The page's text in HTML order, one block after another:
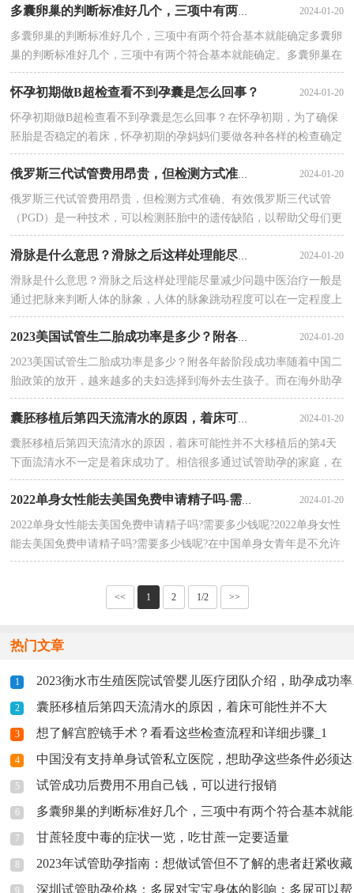
2024-01-20
多囊卵巢的判断标准好几个，三项中有两个符合基本就能确定
多囊卵巢的判断标准好几个，三项中有两个符合基本就能确定多囊卵
巢的判断标准好几个，三项中有两个符合基本就能确定。多囊卵巢在
女性中很常见，很多女性得了多囊卵巢很害怕···
2024-01-20
怀孕初期做B超检查看不到孕囊是怎么回事？
怀孕初期做B超检查看不到孕囊是怎么回事？在怀孕初期，为了确保
胚胎是否稳定的着床，怀孕初期的孕妈妈们要做各种各样的检查确定
是否怀孕，在怀孕初期，可以在医院通过b超检···
2024-01-20
俄罗斯三代试管费用昂贵，但检测方式准确、有效
俄罗斯三代试管费用昂贵，但检测方式准确、有效俄罗斯三代试管
（PGD）是一种技术，可以检测胚胎中的遗传缺陷，以帮助父母们更
好地规划家庭。随着技术的进步，PGD在国际上越···
2024-01-20
滑脉是什么意思？滑脉之后这样处理能尽量减少问题
滑脉是什么意思？滑脉之后这样处理能尽量减少问题中医治疗一般是
通过把脉来判断人体的脉象，人体的脉象跳动程度可以在一定程度上
反映身体的健康状况，滑脉就是中医把脉的一···
2024-01-20
2023美国试管生二胎成功率是多少？附各年龄阶段成功率
2023美国试管生二胎成功率是多少？附各年龄阶段成功率随着中国二
胎政策的放开，越来越多的夫妇选择到海外去生孩子。而在海外助孕
领域，美国无疑是一个备受关注的热门目的地···
2024-01-20
囊胚移植后第四天流清水的原因，着床可能性并不大
囊胚移植后第四天流清水的原因，着床可能性并不大移植后的第4天
下面流清水不一定是着床成功了。相信很多通过试管助孕的家庭，在
试管移植后，都特别的关心移植后的胚胎是否着···
2024-01-20
2022单身女性能去美国免费申请精子吗-需要多少钱呢-
2022单身女性能去美国免费申请精子吗?需要多少钱呢?2022单身女性
能去美国免费申请精子吗?需要多少钱呢?在中国单身女青年是不允许
做试管婴儿的，因为做试管婴儿应该是已婚，···
<< 1 2 1/2 >>
热门文章
1 2023衡水市生殖医院试管婴儿医疗团队介绍，助孕成功率多少
2 囊胚移植后第四天流清水的原因，着床可能性并不大
3 想了解宫腔镜手术？看看这些检查流程和详细步骤_1
4 中国没有支持单身试管私立医院，想助孕这些条件必须达到
5 试管成功后费用不用自己钱，可以进行报销
6 多囊卵巢的判断标准好几个，三项中有两个符合基本就能确定
7 甘蔗轻度中毒的症状一览，吃甘蔗一定要适量
8 2023年试管助孕指南：想做试管但不了解的患者赶紧收藏
深圳试管助孕价格：多尿对宝宝身体的影响：多尿可以帮助婴儿的健康成长！